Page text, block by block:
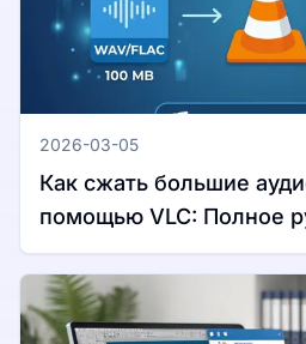
2026-03-05
Как сжать большие
помощью VLC: Полное
Windows и Mac